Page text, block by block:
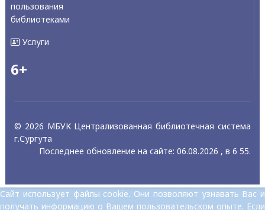
пользования
библиотеками
Услуги
6+
© 2026 МБУК Централизованная библиотечная система
г.Сургута
Последнее обновление на сайте: 06.08.2026 , в 6 55.
Сайт использует файлы cookie. Они позволяют узнавать Вас и
получать информацию о Вашем пользовательском опыте. Если